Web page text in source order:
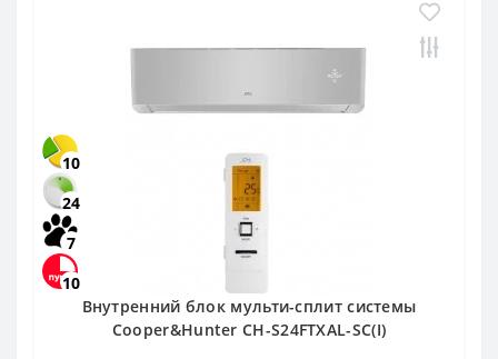
10
24
7
10
Внутренний блок мульти-сплит системы
Cooper&Hunter CH-S24FTXAL-SC(I)